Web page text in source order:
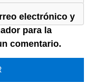
electrónico y
para la
comentario.